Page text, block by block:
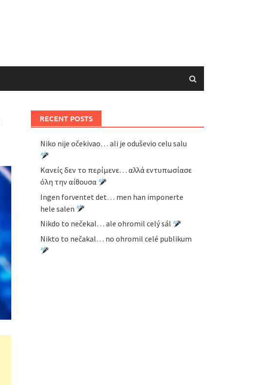
RECENT POSTS
Niko nije očekivao… ali je oduševio celu salu
Κανείς δεν το περίμενε… αλλά εντυπωσίασε
όλη την αίθουσα
Ingen forventet det… men han imponerte
hele salen
Nikdo to nečekal… ale ohromil celý sál
Nikto to nečakal… no ohromil celé publikum